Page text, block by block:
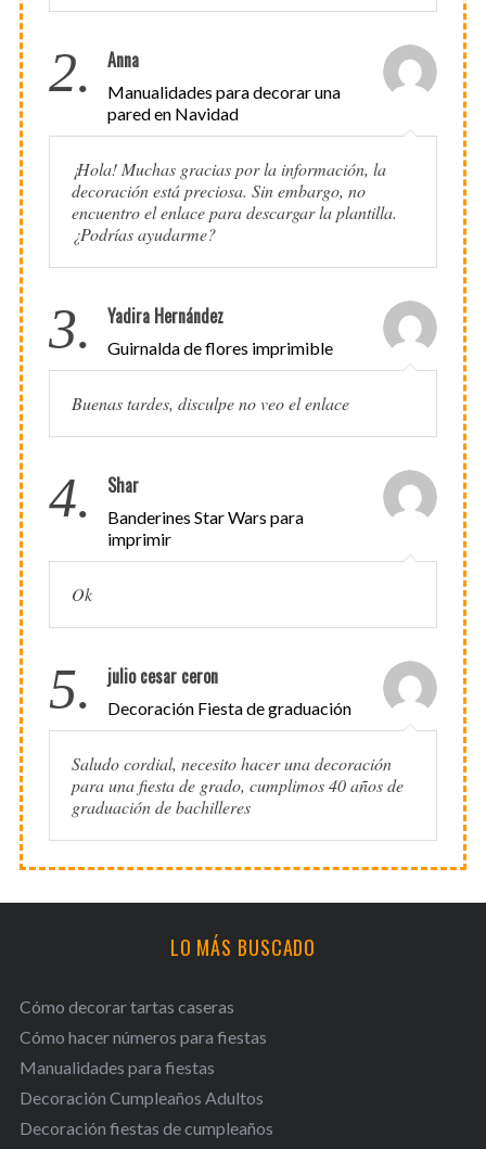
2. Anna
Manualidades para decorar una
pared en Navidad
¡Hola! Muchas gracias por la información, la
decoración está preciosa. Sin embargo, no
encuentro el enlace para descargar la plantilla.
¿Podrías ayudarme?
3. Yadira Hernández
Guirnalda de flores imprimible
Buenas tardes, disculpe no veo el enlace
4. Shar
Banderines Star Wars para
imprimir
Ok
5. julio cesar ceron
Decoración Fiesta de graduación
Saludo cordial, necesito hacer una decoración
para una fiesta de grado, cumplimos 40 años de
graduación de bachilleres
LO MÁS BUSCADO
Cómo decorar tartas caseras
Cómo hacer números para fiestas
Manualidades para fiestas
Decoración Cumpleaños Adultos
Decoración fiestas de cumpleaños